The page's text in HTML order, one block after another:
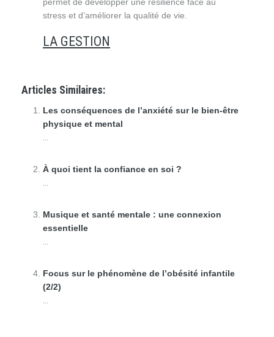
stress et d’améliorer la qualité de vie.
LA GESTION
Articles Similaires:
Les conséquences de l’anxiété sur le bien-être
physique et mental
À quoi tient la confiance en soi ?
Musique et santé mentale : une connexion
essentielle
Focus sur le phénomène de l’obésité infantile
(2/2)